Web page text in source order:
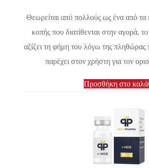
$41.53.τιμή
είναι:
Θεωρείται από πολλούς ως ένα από τα
κοπής που διατίθενται στην αγορά,
αξίζει τη φήμη του λόγω της
παρέχει στον χρήστη για τον
Προσθήκη στο